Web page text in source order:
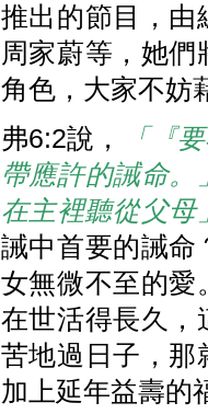
推出的節目，由
周家蔚等，她
角色，大家不妨
弗6:2說，
「『
帶應許的誡命。
在主裡聽從父母
誡中首要的誡命
女無微不至的愛
在世活得長久，
苦地過日子，那
加上延年益壽的